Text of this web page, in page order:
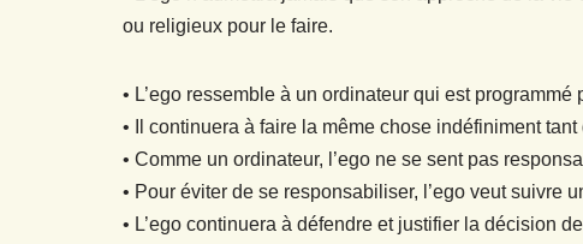
ou religieux pour le faire.
• L’ego ressemble à un ordinateur qui est
• Il continuera à faire la même chose indéfiniment
• Comme un ordinateur, l’ego ne se sent pas
• Pour éviter de se responsabiliser, l’ego veut suivre
• L’ego continuera à défendre et justifier la décision